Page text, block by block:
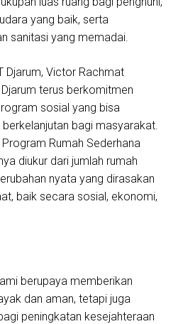
yang baik, serta
sanitasi yang memadai.
Djarum, Victor Rachmat
terus berkomitmen
sosial yang bisa
bagi masyarakat.
Rumah Sederhana
diukur dari jumlah rumah
nyata yang dirasakan
baik secara sosial, ekonomi,
berupaya memberikan
dan aman, tetapi juga
peningkatan kesejahteraan